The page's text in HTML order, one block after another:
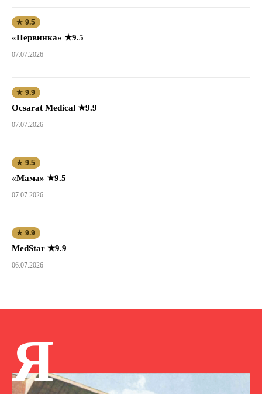
★ 9.5
«Первинка» ★9.5
07.07.2026
★ 9.9
Ocsarat Medical ★9.9
07.07.2026
★ 9.5
«Мама» ★9.5
07.07.2026
★ 9.9
MedStar ★9.9
06.07.2026
Я